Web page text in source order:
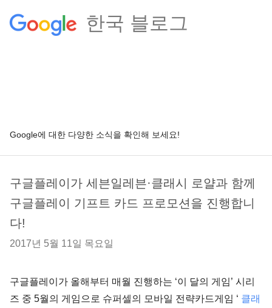
한국 블로그
Google에 대한 다양한 소식을 확인해 보세요!
구글플레이가 세븐일레븐·클래시 로얄과 함께
구글플레이 기프트 카드 프로모션을 진행합니
다!
2017년 5월 11일 목요일
구글플레이가 올해부터 매월 진행하는 ‘이 달의 게임’ 시리
즈 중 5월의 게임으로 슈퍼셀의 모바일 전략카드게임 ‘ 클래